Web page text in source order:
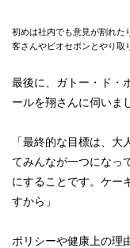
初めは社内でも意見が割れた
客さんやビオセボンとやり取
最後に、ガトー・ド・
ールを翔さんに伺いま
「最終的な目標は、
てみんなが一つになっ
にすることです。ケー
すから」
ポリシーや健康上の理